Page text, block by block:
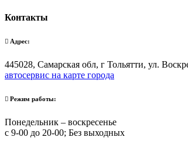
Контакты
Адрес:
445028, Самарская обл, г Тольятти, ул.
автосервис на карте города
Режим работы:
Понедельник – воскресенье
с 9-00 до 20-00; Без выходных